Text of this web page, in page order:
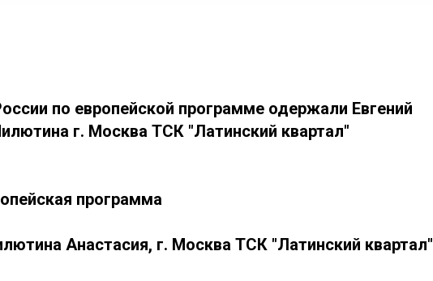
по европейской программе одержали Евгений
г. Москва ТСК "Латинский квартал"
программа
Анастасия, г. Москва ТСК "Латинский квартал"